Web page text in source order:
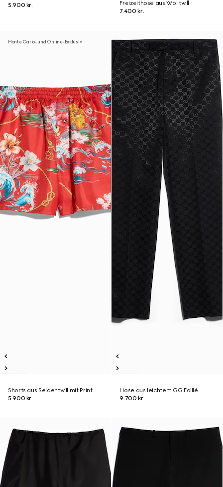
5.900 kr.
Freizeithose aus Wolltwill
7.400 kr.
Monte Carlo- und Online-Exklusiv
Shorts aus Seidentwill mit Print
5.900 kr.
Hose aus leichtem GG Faillé
9.700 kr.